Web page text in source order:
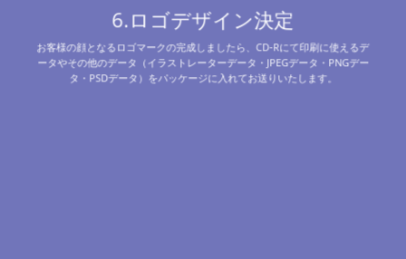
6.ロゴデザイン決定
お客様の顔となるロゴマークの完成しましたら、CD-Rにて印刷に使えるデ
ータやその他のデータ（イラストレーターデータ・JPEGデータ・PNGデー
タ・PSDデータ）をパッケージに入れてお送りいたします。